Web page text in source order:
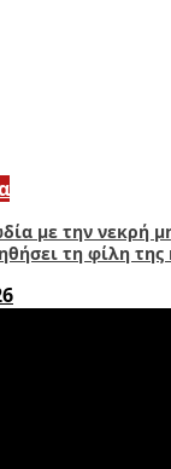
με την νεκρή
τη φίλη της